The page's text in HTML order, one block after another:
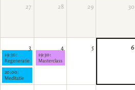
27 28 29 30
3
19:30:
Regeneratie
20:00:
Meditatie
4
19:30:
Masterclass
5 6